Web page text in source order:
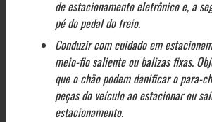
de estacionamento eletrônico e, a
pé do pedal do freio.
Conduzir com cuidado em
meio-fio saliente ou balizas fixas.
que o chão podem danificar o para-
peças do veículo ao estacionar ou
estacionamento.